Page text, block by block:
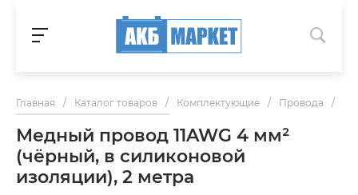
Главная / Каталог товаров / Комплектующие / Провода /
Медный провод 11AWG 4 мм²
(чёрный, в силиконовой
изоляции), 2 метра